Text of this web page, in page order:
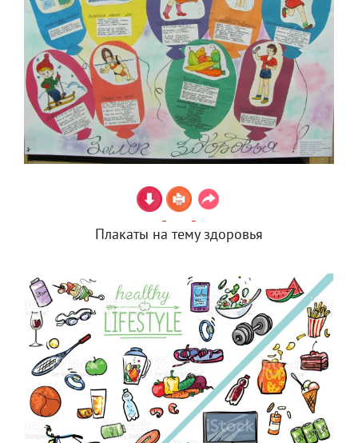
Плакаты на тему здоровья